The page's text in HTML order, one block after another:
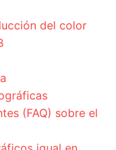
del color
(FAQ) sobre el